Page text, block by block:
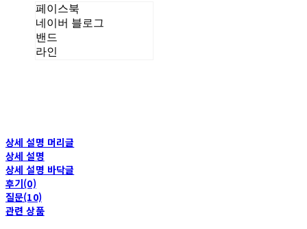
페이스북
네이버 블로그
밴드
라인
상세 설명 머리글
상세 설명
상세 설명 바닥글
후기(0)
질문(10)
관련 상품